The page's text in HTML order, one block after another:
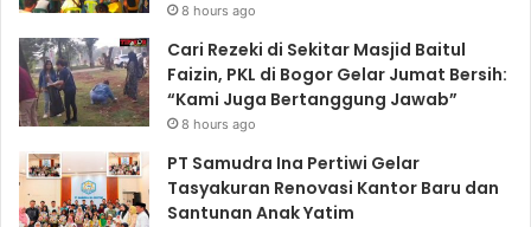
8 hours ago
Cari Rezeki di Sekitar Masjid Baitul
Faizin, PKL di Bogor Gelar Jumat Bersih:
“Kami Juga Bertanggung Jawab”
8 hours ago
PT Samudra Ina Pertiwi Gelar
Tasyakuran Renovasi Kantor Baru dan
Santunan Anak Yatim